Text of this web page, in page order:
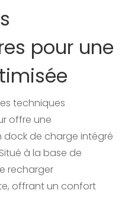
pour une
techniques
offre une
de charge intégré
à la base de
recharger
offrant un confort